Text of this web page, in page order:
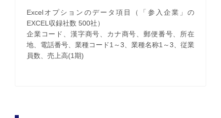
Excelオプションのデータ項目（「参入企業」の
EXCEL収録社数 500社）
企業コード、漢字商号、カナ商号、郵便番号、所在
地、電話番号、業種コード1～3、業種名称1～3、従業
員数、売上高(1期)